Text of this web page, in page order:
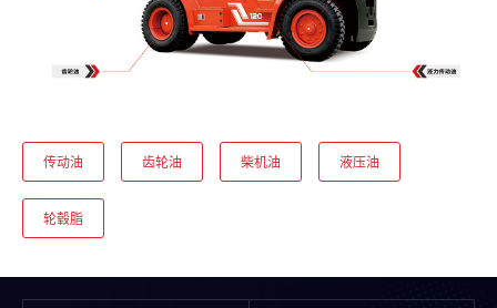
传动油 齿轮油 柴机油 液压油
轮毂脂